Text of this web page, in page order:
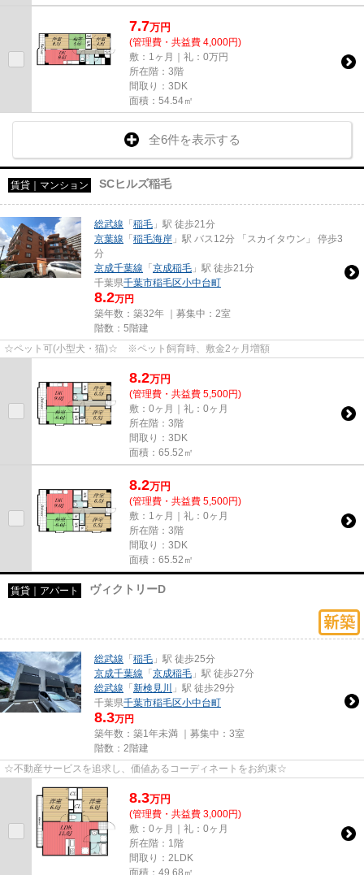
7.7万円
(管理費・共益費 4,000円)
敷：1ヶ月｜礼：0万円
所在階：3階
間取り：3DK
面積：54.54㎡
全6件を表示する
賃貸｜マンション SCヒルズ稲毛
総武線 「稲毛 」駅 徒歩21分
京葉線 「稲毛海岸 」駅 バス12分 「スカイタウン」 停歩3
分
京成千葉線 「京成稲毛 」駅 徒歩21分
千葉県千葉市稲毛区小中台町
8.2万円
築年数：築32年 ｜募集中： 2室
階数：5階建
☆ペット可(小型犬・猫)☆ ※ペット飼育時、敷金2ヶ月増額
8.2万円
(管理費・共益費 5,500円)
敷：0ヶ月｜礼：0ヶ月
所在階：3階
間取り：3DK
面積：65.52㎡
8.2万円
(管理費・共益費 5,500円)
敷：1ヶ月｜礼：0ヶ月
所在階：3階
間取り：3DK
面積：65.52㎡
賃貸｜アパート ヴィクトリーD
総武線 「稲毛 」駅 徒歩25分
京成千葉線 「京成稲毛 」駅 徒歩27分
総武線 「新検見川
」駅 徒歩29分
千葉県千葉市稲毛区小中台町
8.3万円
築年数：築1年未満 ｜募集中： 3室
階数：2階建
☆不動産サービスを追求し、価値あるコーディネートをお約束☆
8.3万円
(管理費・共益費 3,000円)
敷：0ヶ月｜礼：0ヶ月
所在階：1階
間取り：2LDK
面積：49.68㎡